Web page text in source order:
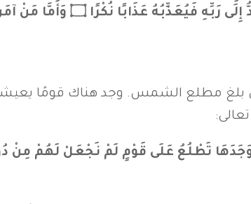
حُسْنًا ۝ قَالَ أَمَّا مَنْ ظَلَمَ
بلغ مطلع الشمس. وجد هناك قومًا